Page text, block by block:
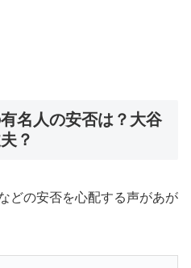
名人の安否は？大谷
？
どの安否を心配する声があが